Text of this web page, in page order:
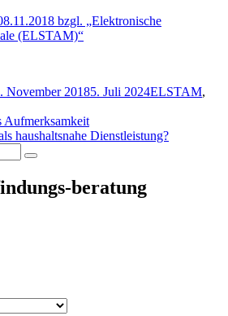
bzgl. „Elektronische
(ELSTAM)“
November 20185. Juli 2024ELSTAM,
Aufmerksamkeit
haushaltsnahe Dienstleistung?
Suchen
beratung